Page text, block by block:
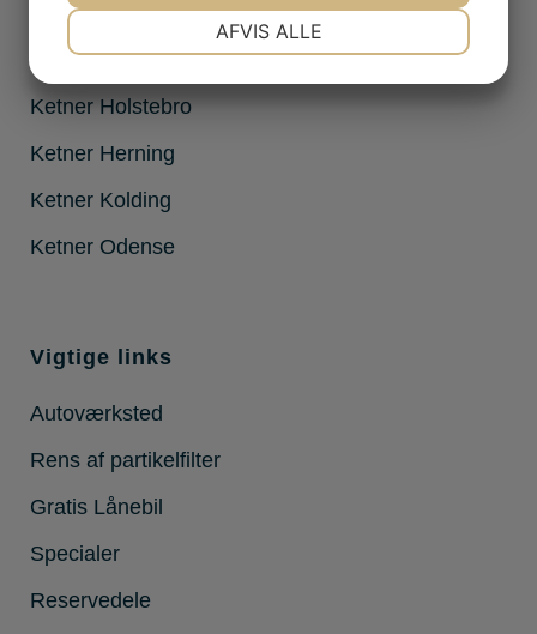
Ketner Aalborg
Ketner Aarhus
Ketner Holstebro
Ketner Herning
Ketner Kolding
Ketner Odense
Vigtige links
Autoværksted
Rens af partikelfilter
Gratis Lånebil
Specialer
Reservedele
MARKETING
AFVIS ALLE